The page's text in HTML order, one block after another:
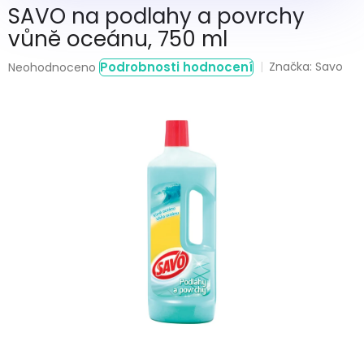
SAVO na podlahy a povrchy
vůně oceánu, 750 ml
Průměrné
Neohodnoceno Podrobnosti hodnocení Značka:Savo